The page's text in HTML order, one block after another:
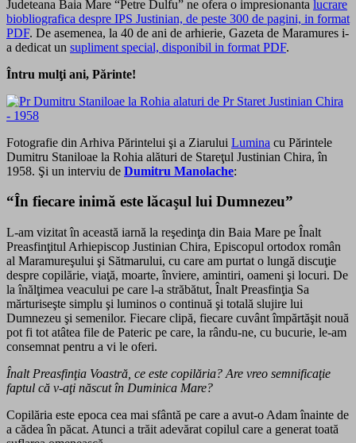
Judeteana Baia Mare “Petre Dulfu” ne ofera o impresionanta lucrare
biobliografica despre IPS Justinian, de peste 300 de pagini, in format
PDF. De asemenea, la 40 de ani de arhierie, Gazeta de Maramures i-
a dedicat un supliment special, disponibil in format PDF.
Întru mulţi ani, Părinte!
Fotografie din Arhiva Părintelui şi a Ziarului Lumina cu Părintele
Dumitru Staniloae la Rohia alături de Stareţul Justinian Chira, în
1958. Şi un interviu de Dumitru Manolache:
“În fiecare inimă este lăcaşul lui Dumnezeu”
L-am vizitat în această iarnă la reşedinţa din Baia Mare pe Înalt
Preasfinţitul Arhiepiscop Justinian Chira, Episcopul ortodox român
al Maramureşului şi Sătmarului, cu care am purtat o lungă discuţie
despre copilărie, viaţă, moarte, înviere, amintiri, oameni şi locuri. De
la înălţimea veacului pe care l-a străbătut, Înalt Preasfinţia Sa
mărturiseşte simplu şi luminos o continuă şi totală slujire lui
Dumnezeu şi semenilor. Fiecare clipă, fiecare cuvânt împărtăşit nouă
pot fi tot atâtea file de Pateric pe care, la rându-ne, cu bucurie, le-am
consemnat pentru a vi le oferi.
Înalt Preasfinţia Voastră, ce este copilăria? Are vreo semnificaţie
faptul că v-aţi născut în Duminica Mare?
Copilăria este epoca cea mai sfântă pe care a avut-o Adam înainte de
a cădea în păcat. Atunci a trăit adevărat copilul care a generat toată